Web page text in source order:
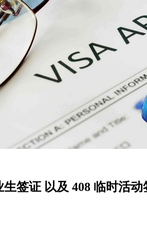
生签证 以及 408 临时活动